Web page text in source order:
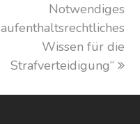
Notwendiges
aufenthaltsrechtliches
Wissen für die
Strafverteidigung“